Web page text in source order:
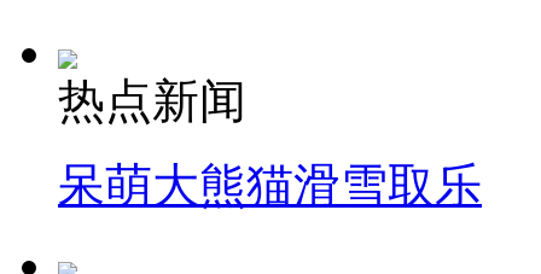
热点新闻
呆萌大熊猫滑雪取乐